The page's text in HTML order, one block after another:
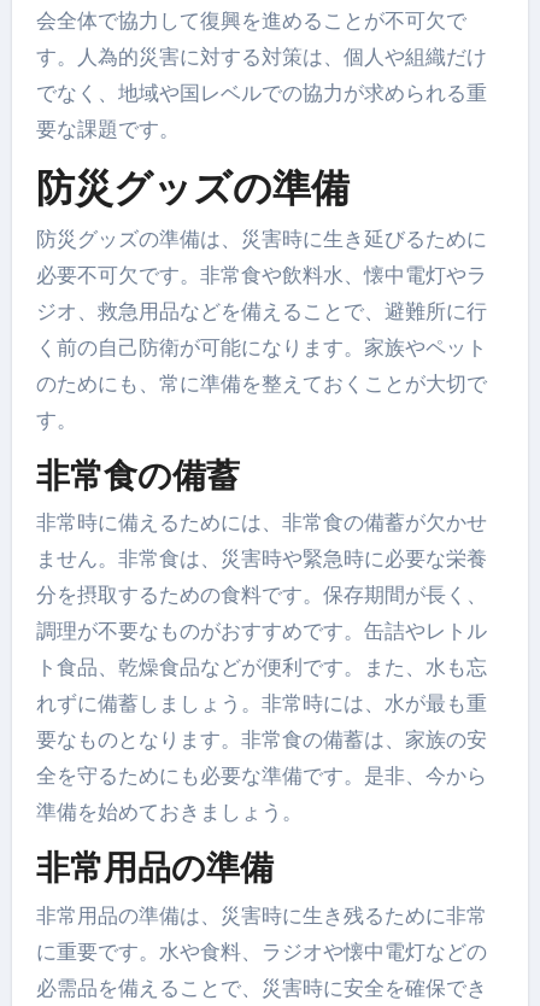
会全体で協力して復興を進めることが不可欠で
す。人為的災害に対する対策は、個人や組織だけ
でなく、地域や国レベルでの協力が求められる重
要な課題です。
防災グッズの準備
防災グッズの準備は、災害時に生き延びるために
必要不可欠です。非常食や飲料水、懐中電灯やラ
ジオ、救急用品などを備えることで、避難所に行
く前の自己防衛が可能になります。家族やペット
のためにも、常に準備を整えておくことが大切で
す。
非常食の備蓄
非常時に備えるためには、非常食の備蓄が欠かせ
ません。非常食は、災害時や緊急時に必要な栄養
分を摂取するための食料です。保存期間が長く、
調理が不要なものがおすすめです。缶詰やレトル
ト食品、乾燥食品などが便利です。また、水も忘
れずに備蓄しましょう。非常時には、水が最も重
要なものとなります。非常食の備蓄は、家族の安
全を守るためにも必要な準備です。是非、今から
準備を始めておきましょう。
非常用品の準備
非常用品の準備は、災害時に生き残るために非常
に重要です。水や食料、ラジオや懐中電灯などの
必需品を備えることで、災害時に安全を確保でき